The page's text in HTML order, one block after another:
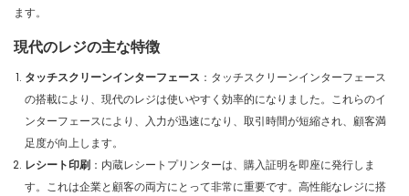
ます。
現代のレジの主な特徴
タッチスクリーンインターフェース ：タッチスクリーンインターフェース
の搭載により、現代のレジは使いやすく効率的になりました。これらのイ
ンターフェースにより、入力が迅速になり、取引時間が短縮され、顧客満
足度が向上します。
レシート印刷 ：内蔵レシートプリンターは、購入証明を即座に発行しま
す。これは企業と顧客の両方にとって非常に重要です。高性能なレジに搭